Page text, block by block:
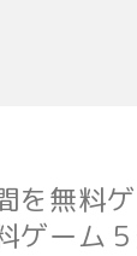
を無料
ゲーム